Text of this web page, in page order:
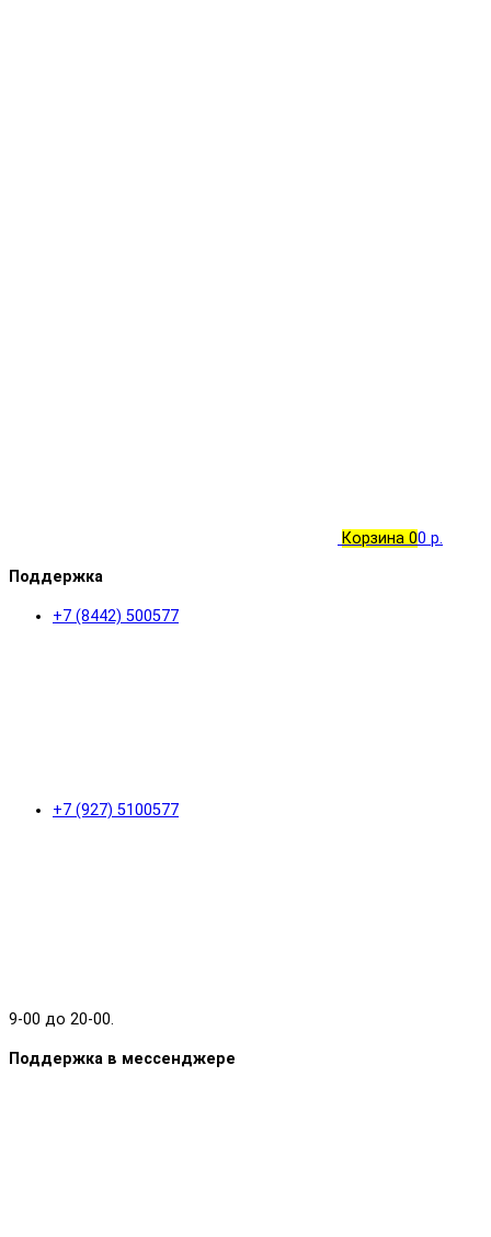
Корзина 00 р.
Поддержка
+7 (8442) 500577
+7 (927) 5100577
9-00 до 20-00.
Поддержка в мессенджере